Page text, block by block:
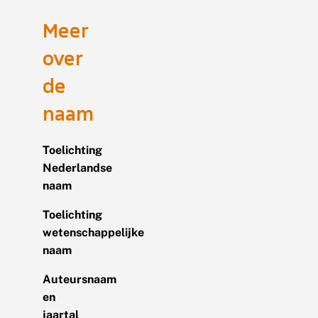
Meer
over
de
naam
Toelichting
Nederlandse
naam
Toelichting
wetenschappelijke
naam
Auteursnaam
en
jaartal